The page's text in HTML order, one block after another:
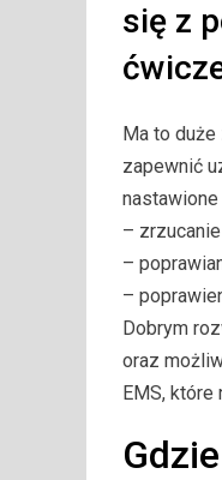
się z
Ma to
zapewnić
nastawione
–
–
–
Dobrym
oraz
EMS,